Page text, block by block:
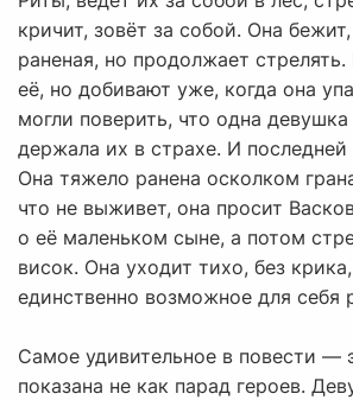
кричит, зовёт за собой. Она
раненая, но продолжает
её, но добивают уже, когда она
могли поверить, что одна девушка
держала их в страхе. И последней
Она тяжело ранена осколком
что не выживет, она просит
о её маленьком сыне, а потом
висок. Она уходит тихо, без
единственно возможное для себя
Самое удивительное в повести —
показана не как парад героев.